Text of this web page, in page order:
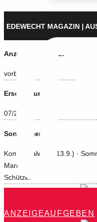
EDEWECHT MAGAZIN |
Anzeigenschluss:
vorbei
Erscheinung:
07/2026
Sonderthemen:
Kommunalwahl (13.9.) ·
Marktsommer · Stadtradeln ·
Schützenfest
Anzeigenschluss:
ANZEIGE AUFGEBEN